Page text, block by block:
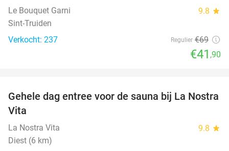
Le Bouquet Garni 9.8 star
Sint-Truiden
Verkocht: 237
Regulier €69
€41 ,90
30%
Gehele dag entree voor de sauna bij La Nostra
Vita
La Nostra Vita 9.8 star
Diest (6 km)